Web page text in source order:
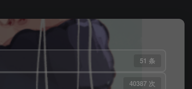
51 条
40387 次